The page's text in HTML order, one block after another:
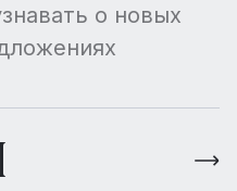
о новых